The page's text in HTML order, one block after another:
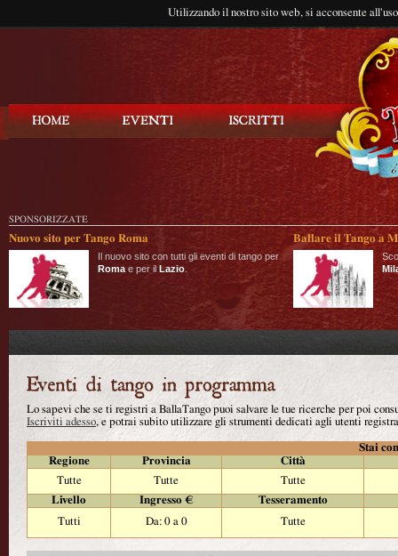
Utilizzando il nostro sito web, si acconsente
SPONSORIZZATE
Nuovo sito per Tango Roma
Il nuovo sito con tutti gli eventi di tango per
Roma e per il Lazio
Ballare il Tango a
Lo sapevi che se ti registri a BallaTango puoi salvare le tue ricerche per poi
Iscriviti adesso, e potrai subito utilizzare gli strumenti dedicati agli utenti
Stai
Regione
Provincia
Città
Tutte
Tutte
Tutte
Livello
Ingresso €
Tesseramento
Tutti
Da: 0 a 0 Tutte